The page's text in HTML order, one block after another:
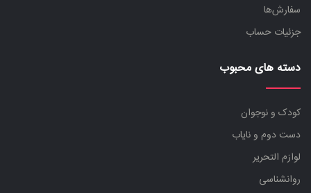
سفارش‌ها
جزئیات حساب
دسته های محبوب
کودک و نوجوان
دست دوم و نایاب
لوازم التحریر
روانشناسی